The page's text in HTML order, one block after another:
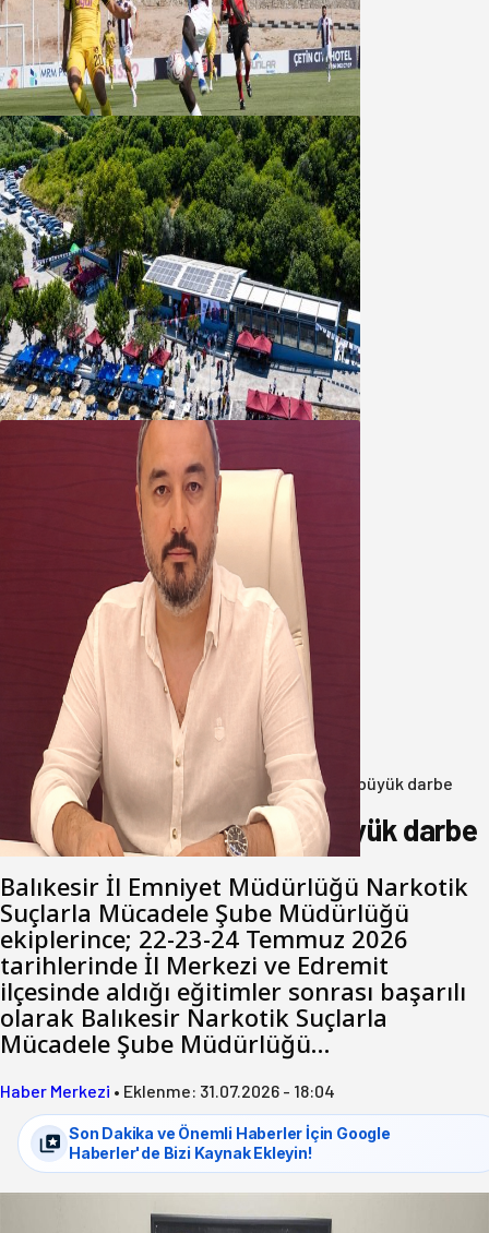
Bandırmaspor’dan 3 gollü başlangıç
08 Ağustos 2026
Bandırma Belediyesinden
Şirinçavuş’a hayat veren tesis
08 Ağustos 2026
Oğuzbeyi’nden Balıkesirspor
yönetimine cevap : Herkes kendine
yakışanı yapar, buluttan nem
kapmayın!
07 Ağustos 2026
Anasayfa/ 3.Sayfa/ Balıkesir’de uyuşturucuya büyük darbe
Balıkesir’de uyuşturucuya büyük darbe
Balıkesir İl Emniyet Müdürlüğü Narkotik
Suçlarla Mücadele Şube Müdürlüğü
ekiplerince; 22-23-24 Temmuz 2026
tarihlerinde İl Merkezi ve Edremit
ilçesinde aldığı eğitimler sonrası başarılı
olarak Balıkesir Narkotik Suçlarla
Mücadele Şube Müdürlüğü…
Haber Merkezi • Eklenme: 31.07.2026 - 18:04
Son Dakika ve Önemli Haberler İçin Google
Haberler'de Bizi Kaynak Ekleyin!